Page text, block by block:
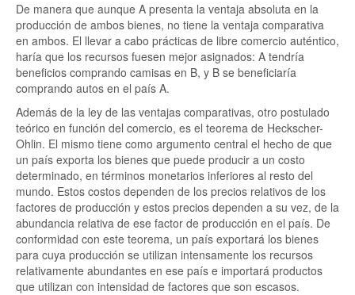
De manera que aunque A presenta la ventaja absoluta en la
producción de ambos bienes, no tiene la ventaja comparativa
en ambos. El llevar a cabo prácticas de libre comercio auténtico,
haría que los recursos fuesen mejor asignados: A tendría
beneficios comprando camisas en B, y B se beneficiaría
comprando autos en el país A.
Además de la ley de las ventajas comparativas, otro postulado
teórico en función del comercio, es el teorema de Heckscher-
Ohlin. El mismo tiene como argumento central el hecho de que
un país exporta los bienes que puede producir a un costo
determinado, en términos monetarios inferiores al resto del
mundo. Estos costos dependen de los precios relativos de los
factores de producción y estos precios dependen a su vez, de la
abundancia relativa de ese factor de producción en el país. De
conformidad con este teorema, un país exportará los bienes
para cuya producción se utilizan intensamente los recursos
relativamente abundantes en ese país e importará productos
que utilizan con intensidad de factores que son escasos.